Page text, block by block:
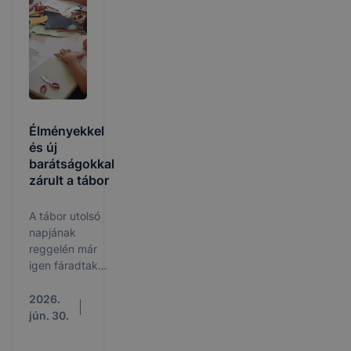
Molnár Mihály
oktató, fia,
Molnár Bence,
valamint volt
kollégánk,
Petruska László.
maratoni
küzdelem után
sikerült a
negyedik helyet
Élményekkel
és új
barátságokkal
zárult a tábor
A tábor utolsó
napjának
reggelén már
igen fáradtak
gyerekek. Az
ismerkedős játék,
2026.
jún. 30.